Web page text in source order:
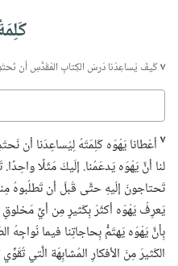
٧كَيفَ يُساعِدُنا دَرسُ الكِتابِ المُقَدَّسِ أن
٧ أعْطانا يَهْوَه كَلِمَتَهُ لِيُساعِدَنا أن
لنا أنَّ يَهْوَه يَدعَمُنا.‏ إلَيكَ مَثَلًا واحِدًا.‏
تَحتاجونَ إلَيهِ حتَّى قَبلَ أن تَطلُبوهُ
يَعرِفُ يَهْوَه أكثَرَ بِكَثيرٍ مِن أيِّ
بِأنَّ يَهْوَه يَهتَمُّ بِحاجاتِنا فيما
الكَثيرَ مِنَ الأفكارِ المُشابِهَة الَّتي